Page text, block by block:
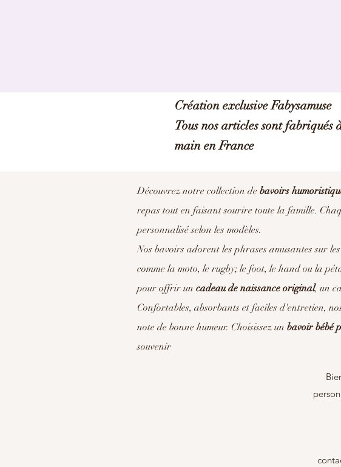
Création exclusive Fabysamuse
Tous nos articles sont fabriqués
main en France
Découvrez notre collection de bavoirs
repas tout en faisant sourire toute la famille.
personnalisé selon les modèles.
Nos bavoirs adorent les phrases amusantes sur
comme la moto, le rugby; le foot, le hand ou la
pour offrir un cadeau de naissance original, un
Confortables, absorbants et faciles d'entretien,
note de bonne humeur. Choisissez un bavoir bébé
souvenir